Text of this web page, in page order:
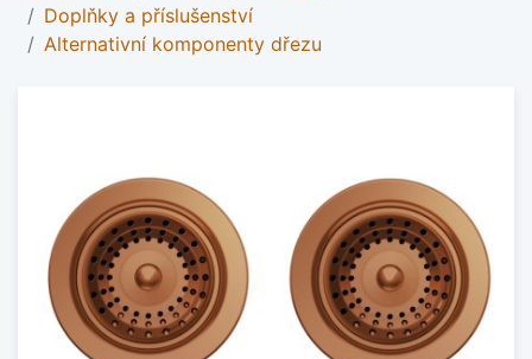
Doplňky a příslušenství
Alternativní komponenty dřezu